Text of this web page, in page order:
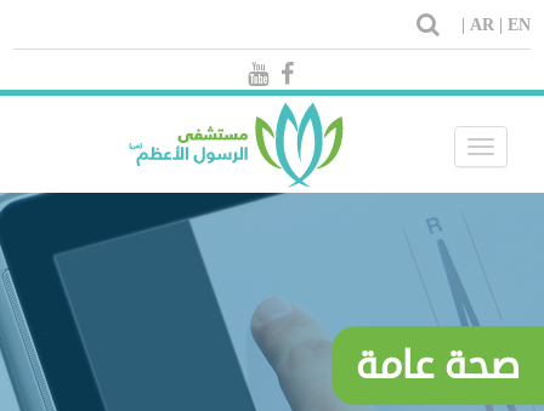
AR | EN |
Toggle
navigation
صحة عامة